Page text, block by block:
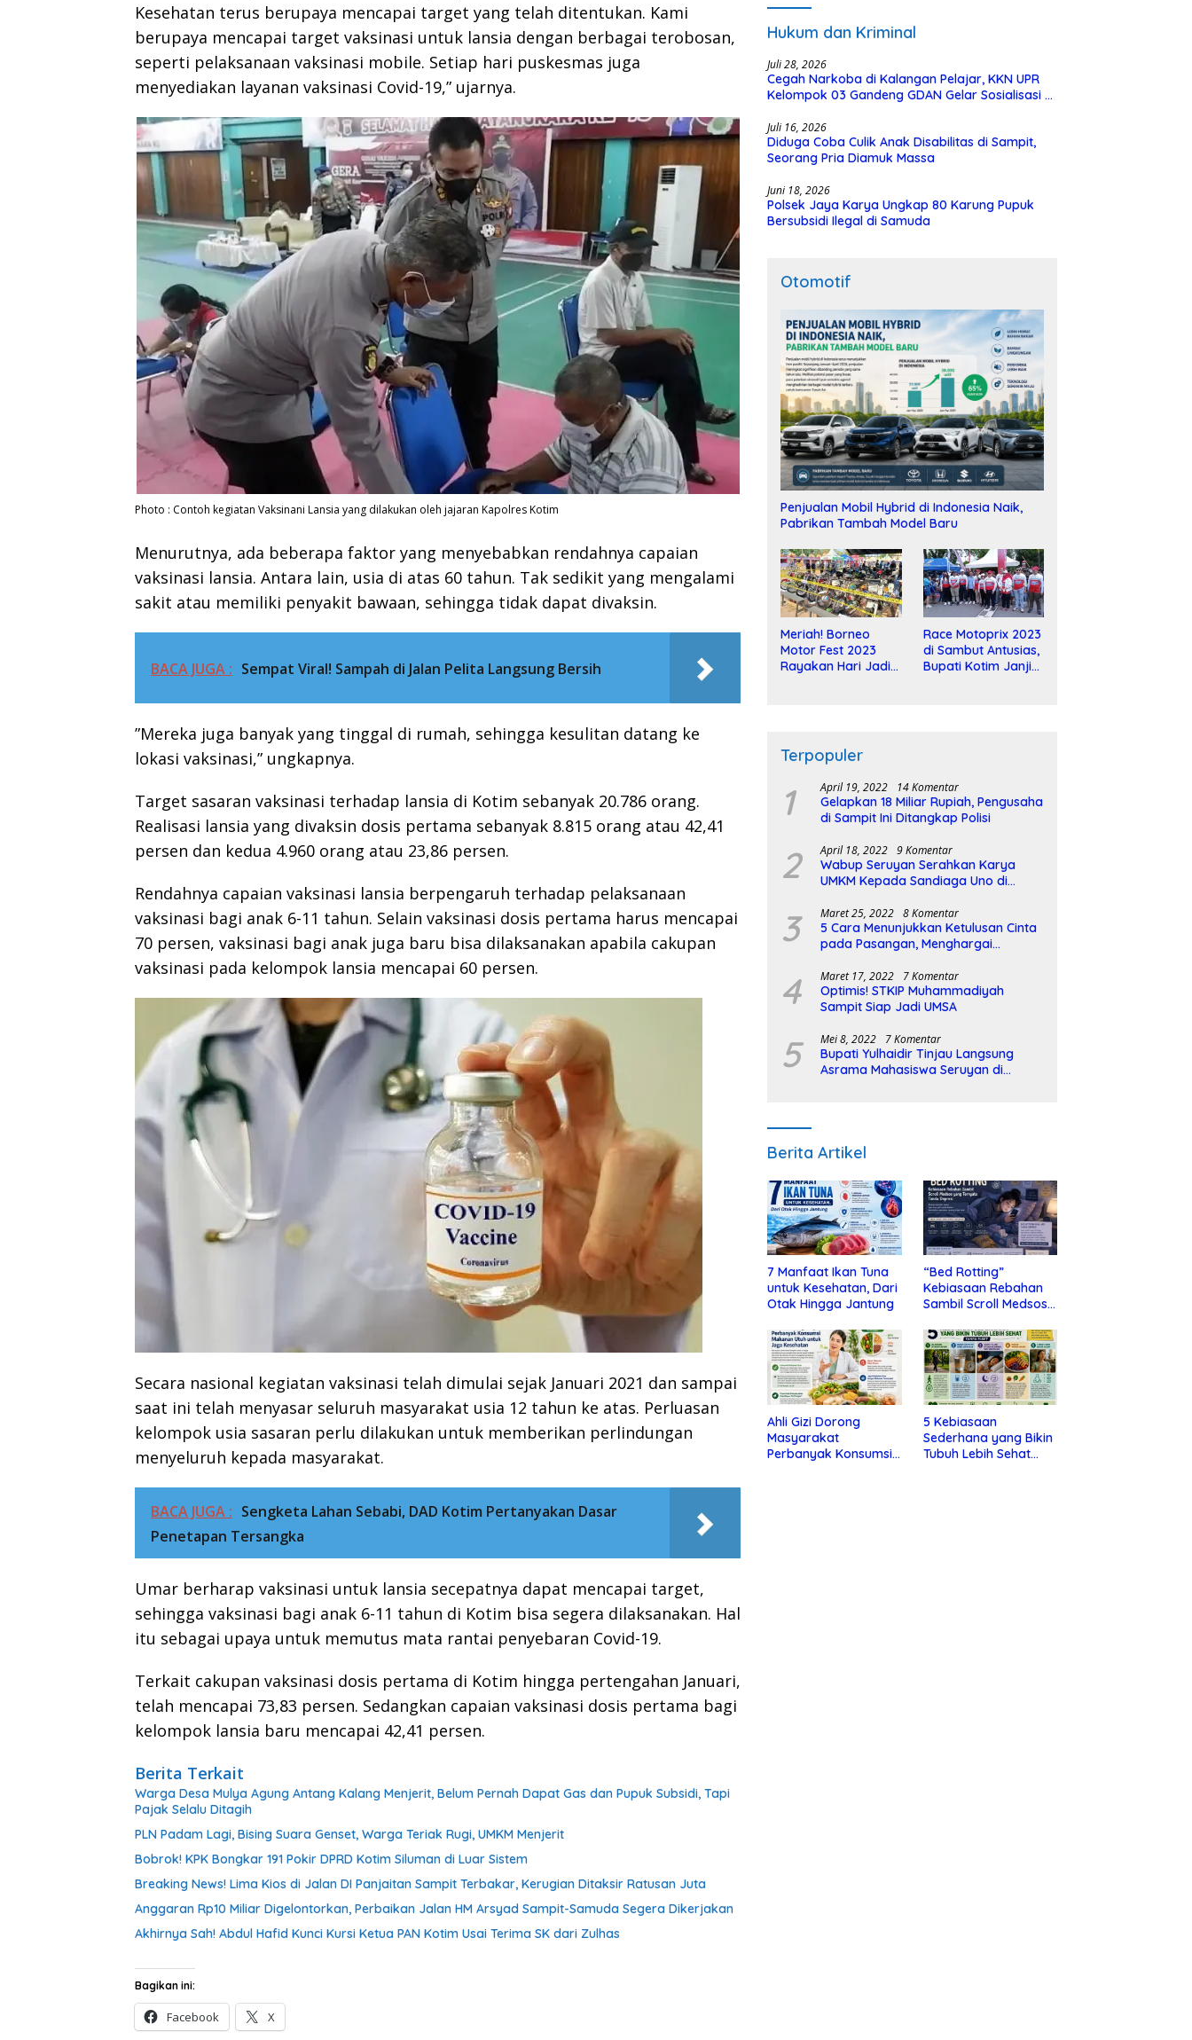
Kesehatan terus berupaya mencapai target yang telah ditentukan. Kami
berupaya mencapai target vaksinasi untuk lansia dengan berbagai terobosan,
seperti pelaksanaan vaksinasi mobile. Setiap hari puskesmas juga
menyediakan layanan vaksinasi Covid-19,” ujarnya.
Photo : Contoh kegiatan Vaksinani Lansia yang dilakukan oleh jajaran Kapolres Kotim
Menurutnya, ada beberapa faktor yang menyebabkan rendahnya capaian
vaksinasi lansia. Antara lain, usia di atas 60 tahun. Tak sedikit yang mengalami
sakit atau memiliki penyakit bawaan, sehingga tidak dapat divaksin.
BACA JUGA : Sempat Viral! Sampah di Jalan Pelita Langsung Bersih
”Mereka juga banyak yang tinggal di rumah, sehingga kesulitan datang ke
lokasi vaksinasi,” ungkapnya.
Target sasaran vaksinasi terhadap lansia di Kotim sebanyak 20.786 orang.
Realisasi lansia yang divaksin dosis pertama sebanyak 8.815 orang atau 42,41
persen dan kedua 4.960 orang atau 23,86 persen.
Rendahnya capaian vaksinasi lansia berpengaruh terhadap pelaksanaan
vaksinasi bagi anak 6-11 tahun. Selain vaksinasi dosis pertama harus mencapai
70 persen, vaksinasi bagi anak juga baru bisa dilaksanakan apabila cakupan
vaksinasi pada kelompok lansia mencapai 60 persen.
Secara nasional kegiatan vaksinasi telah dimulai sejak Januari 2021 dan sampai
saat ini telah menyasar seluruh masyarakat usia 12 tahun ke atas. Perluasan
kelompok usia sasaran perlu dilakukan untuk memberikan perlindungan
menyeluruh kepada masyarakat.
BACA JUGA : Sengketa Lahan Sebabi, DAD Kotim Pertanyakan Dasar
Penetapan Tersangka
Umar berharap vaksinasi untuk lansia secepatnya dapat mencapai target,
sehingga vaksinasi bagi anak 6-11 tahun di Kotim bisa segera dilaksanakan. Hal
itu sebagai upaya untuk memutus mata rantai penyebaran Covid-19.
Terkait cakupan vaksinasi dosis pertama di Kotim hingga pertengahan Januari,
telah mencapai 73,83 persen. Sedangkan capaian vaksinasi dosis pertama bagi
kelompok lansia baru mencapai 42,41 persen.
Berita Terkait
Warga Desa Mulya Agung Antang Kalang Menjerit, Belum Pernah Dapat Gas dan Pupuk Subsidi, Tapi
Pajak Selalu Ditagih
PLN Padam Lagi, Bising Suara Genset, Warga Teriak Rugi, UMKM Menjerit
Bobrok! KPK Bongkar 191 Pokir DPRD Kotim Siluman di Luar Sistem
Breaking News! Lima Kios di Jalan DI Panjaitan Sampit Terbakar, Kerugian Ditaksir Ratusan Juta
Anggaran Rp10 Miliar Digelontorkan, Perbaikan Jalan HM Arsyad Sampit-Samuda Segera Dikerjakan
Akhirnya Sah! Abdul Hafid Kunci Kursi Ketua PAN Kotim Usai Terima SK dari Zulhas
Bagikan ini:
Facebook X
Hukum dan Kriminal
Juli 28, 2026
Cegah Narkoba di Kalangan Pelajar, KKN UPR
Kelompok 03 Gandeng GDAN Gelar Sosialisasi di
Juli 16, 2026
Diduga Coba Culik Anak Disabilitas di Sampit,
Seorang Pria Diamuk Massa
Juni 18, 2026
Polsek Jaya Karya Ungkap 80 Karung Pupuk
Bersubsidi Ilegal di Samuda
Otomotif
Penjualan Mobil Hybrid di Indonesia Naik,
Pabrikan Tambah Model Baru
Meriah! Borneo
Motor Fest 2023
Rayakan Hari Jadi
Race Motoprix 2023
di Sambut Antusias,
Bupati Kotim Janji
Terpopuler
1 April 19, 2022 14 Komentar
Gelapkan 18 Miliar Rupiah, Pengusaha
di Sampit Ini Ditangkap Polisi
2 April 18, 2022 9 Komentar
Wabup Seruyan Serahkan Karya
UMKM Kepada Sandiaga Uno di
3 Maret 25, 2022 8 Komentar
5 Cara Menunjukkan Ketulusan Cinta
pada Pasangan, Menghargai
4 Maret 17, 2022 7 Komentar
Optimis! STKIP Muhammadiyah
Sampit Siap Jadi UMSA
5 Mei 8, 2022 7 Komentar
Bupati Yulhaidir Tinjau Langsung
Asrama Mahasiswa Seruyan di
Berita Artikel
7 Manfaat Ikan Tuna
untuk Kesehatan, Dari
Otak Hingga Jantung
“Bed Rotting”
Kebiasaan Rebahan
Sambil Scroll Medsos
Depresi
Ahli Gizi Dorong
Masyarakat
Perbanyak Konsumsi
5 Kebiasaan
Sederhana yang Bikin
Tubuh Lebih Sehat